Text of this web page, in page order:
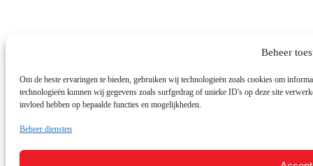
Beheer
Om de beste ervaringen te bieden, gebruiken wij technologieën zoals cookies om
technologieën kunnen wij gegevens zoals surfgedrag of unieke ID's op deze site
invloed hebben op bepaalde functies en mogelijkheden.
Beheer diensten